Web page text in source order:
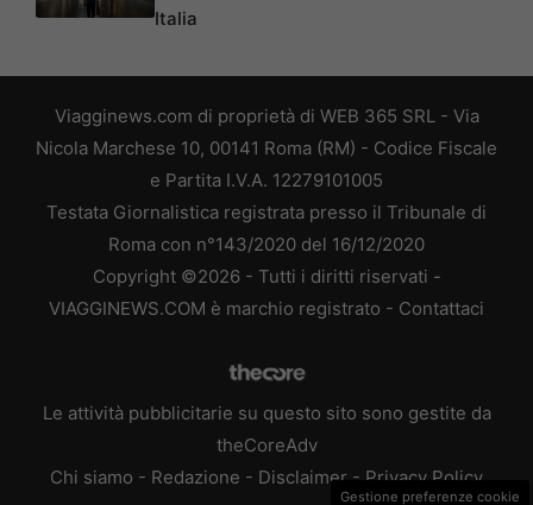
Italia
Viagginews.com di proprietà di WEB 365 SRL - Via
Nicola Marchese 10, 00141 Roma (RM) - Codice Fiscale
e Partita I.V.A. 12279101005
Testata Giornalistica registrata presso il Tribunale di
Roma con n°143/2020 del 16/12/2020
Copyright ©2026 - Tutti i diritti riservati -
VIAGGINEWS.COM è marchio registrato - Contattaci
Le attività pubblicitarie su questo sito sono gestite da
theCoreAdv
Chi siamo - Redazione - Disclaimer - Privacy Policy
Gestione preferenze cookie